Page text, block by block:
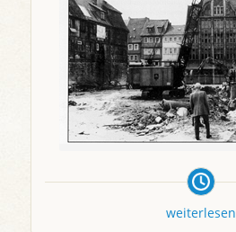
weiterlesen